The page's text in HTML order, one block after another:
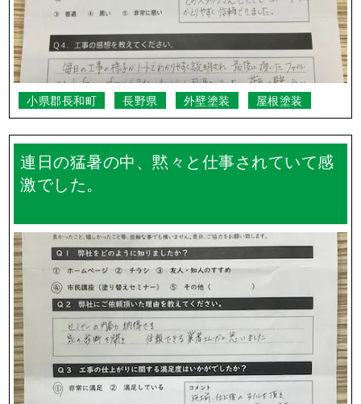
塩尻市 長野県
コーキング(シーリング)
外壁塗装
防水工事
どのスタッフさんもとてもコミュニケーシ
ョンがとりやすく信頼できました。